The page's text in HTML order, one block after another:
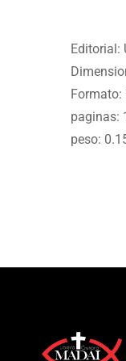
Editorial:
Formato:
paginas:
peso: